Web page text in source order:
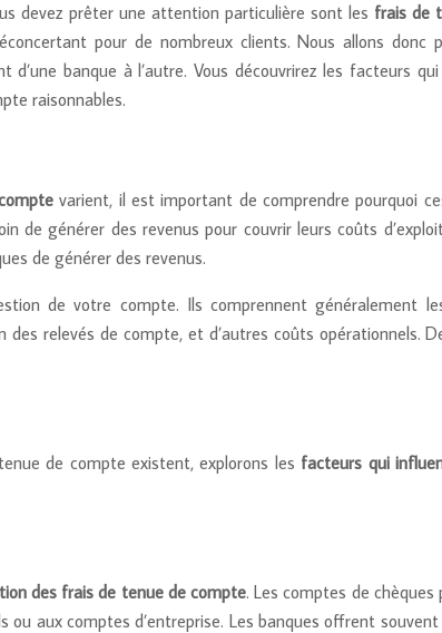
devez prêter une attention particulière sont les frais de
pour de nombreux clients. Nous allons
banque à l’autre. Vous découvrirez les facteurs
raisonnables.
varient, il est important de comprendre pourquoi
de générer des revenus pour couvrir leurs coûts
de générer des revenus.
de votre compte. Ils comprennent généralement
relevés de compte, et d’autres coûts opérationnels.
de compte existent, explorons les facteurs qui
des frais de tenue de compte. Les comptes de
aux comptes d’entreprise. Les banques offrent